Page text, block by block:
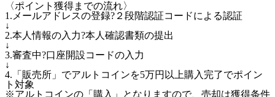
〈ポイント獲得までの流れ〉
1.メールアドレスの登録?２段階認証コードによる認証
↓
2.本人情報の入力?本人確認書類の提出
↓
3.審査中?口座開設コードの入力
↓
4.「販売所」でアルトコインを5万円以上購入完了でポイン
ト対象
※アルトコインの「購入」となりますので、売却は獲得条件